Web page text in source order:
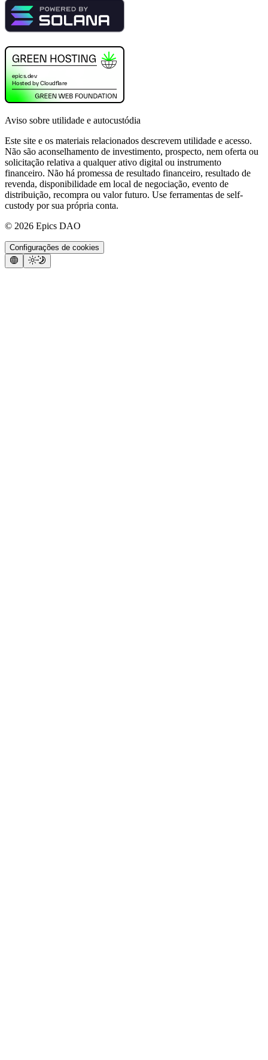
Aviso sobre utilidade e autocustódia
Este site e os materiais relacionados descrevem utilidade e acesso.
Não são aconselhamento de investimento, prospecto, nem oferta ou
solicitação relativa a qualquer ativo digital ou instrumento
financeiro. Não há promessa de resultado financeiro, resultado de
revenda, disponibilidade em local de negociação, evento de
distribuição, recompra ou valor futuro. Use ferramentas de self-
custody por sua própria conta.
© 2026 Epics DAO
Configurações de cookies